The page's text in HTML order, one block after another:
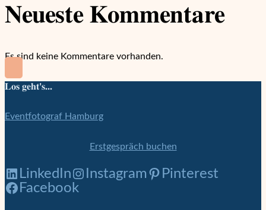
Neueste Kommentare
Es sind keine Kommentare vorhanden.
Los geht's...
Eventfotograf Hamburg
Erstgespräch buchen
LinkedIn Instagram
Pinterest
Facebook